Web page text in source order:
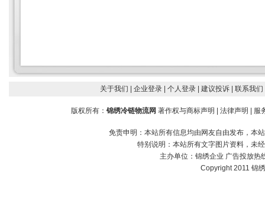
关于我们 | 企业登录 | 个人登录 | 建议投诉 | 联系我们
版权所有： 锦绣冷链物流网 著作权与商标声明 | 法律声明 | 服
免责申明：本站所有信息均由网友自由发布，本
特别说明：本站所有文字图片资料，未
主办单位： 锦绣企业 广告投放热
Copyright 2011 锦